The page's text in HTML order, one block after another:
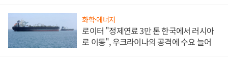
화학·에너지
로이터 "정제연료 3만 톤 한국에서 러시아
로 이동", 우크라이나의 공격에 수요 늘어